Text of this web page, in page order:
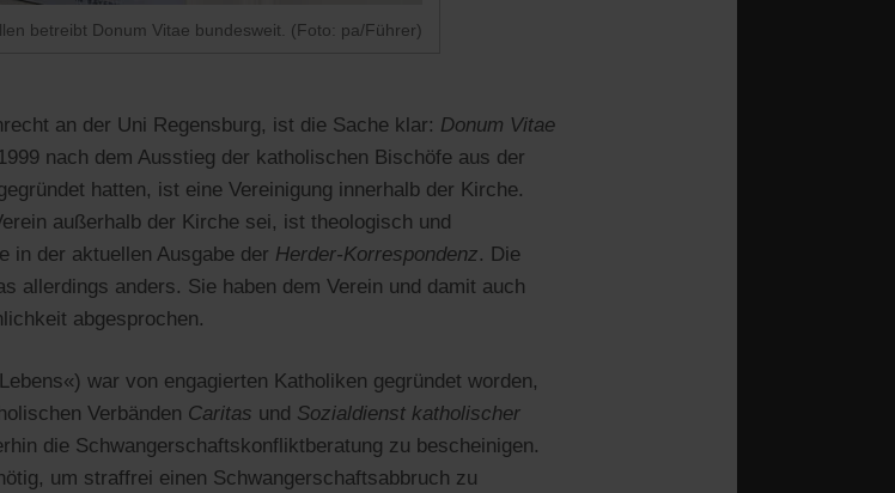
betreibt Donum Vitae bundesweit. (Foto: pa/Führer)
an der Uni Regensburg, ist die Sache klar: Donum Vitae
nach dem Ausstieg der katholischen Bischöfe aus der
hatten, ist eine Vereinigung innerhalb der Kirche.
außerhalb der Kirche sei, ist theologisch und
in der aktuellen Ausgabe der Herder-Korrespondenz. Die
allerdings anders. Sie haben dem Verein und damit auch
abgesprochen.
war von engagierten Katholiken gegründet worden,
Verbänden Caritas und Sozialdienst katholischer
die Schwangerschaftskonfliktberatung zu bescheinigen.
um straffrei einen Schwangerschaftsabbruch zu